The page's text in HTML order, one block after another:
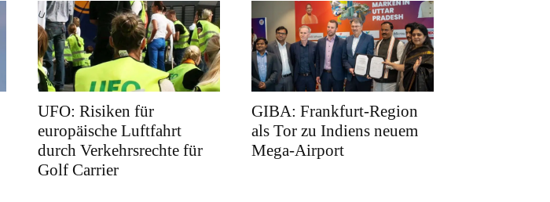
UFO: Risiken für
europäische Luftfahrt
durch Verkehrsrechte für
Golf Carrier
GIBA: Frankfurt-Region
als Tor zu Indiens neuem
Mega-Airport